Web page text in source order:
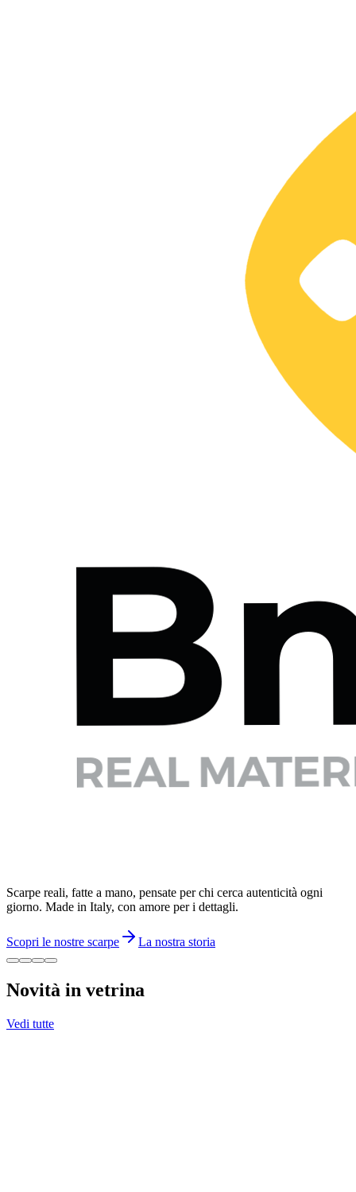
Scarpe reali, fatte a mano, pensate per chi cerca autenticità ogni
giorno. Made in Italy, con amore per i dettagli.
Scopri le nostre scarpe La nostra storia
Novità in vetrina
Vedi tutte